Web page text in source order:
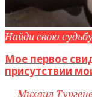
Найди свою
Мое первое
присутствии
byМихаил